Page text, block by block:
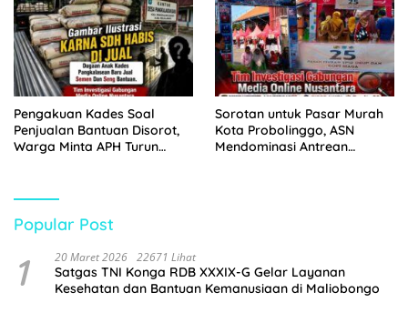
Pengakuan Kades Soal
Penjualan Bantuan Disorot,
Warga Minta APH Turun
Sorotan untuk Pasar Murah
Kota Probolinggo, ASN
Mendominasi Antrean
Popular Post
1 20 Maret 2026 22671 Lihat
Satgas TNI Konga RDB XXXIX-G Gelar Layanan
Kesehatan dan Bantuan Kemanusiaan di Maliobongo